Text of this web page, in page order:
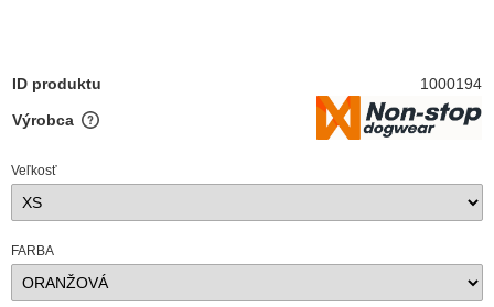
ID produktu 1000194
Výrobca
Veľkosť
FARBA